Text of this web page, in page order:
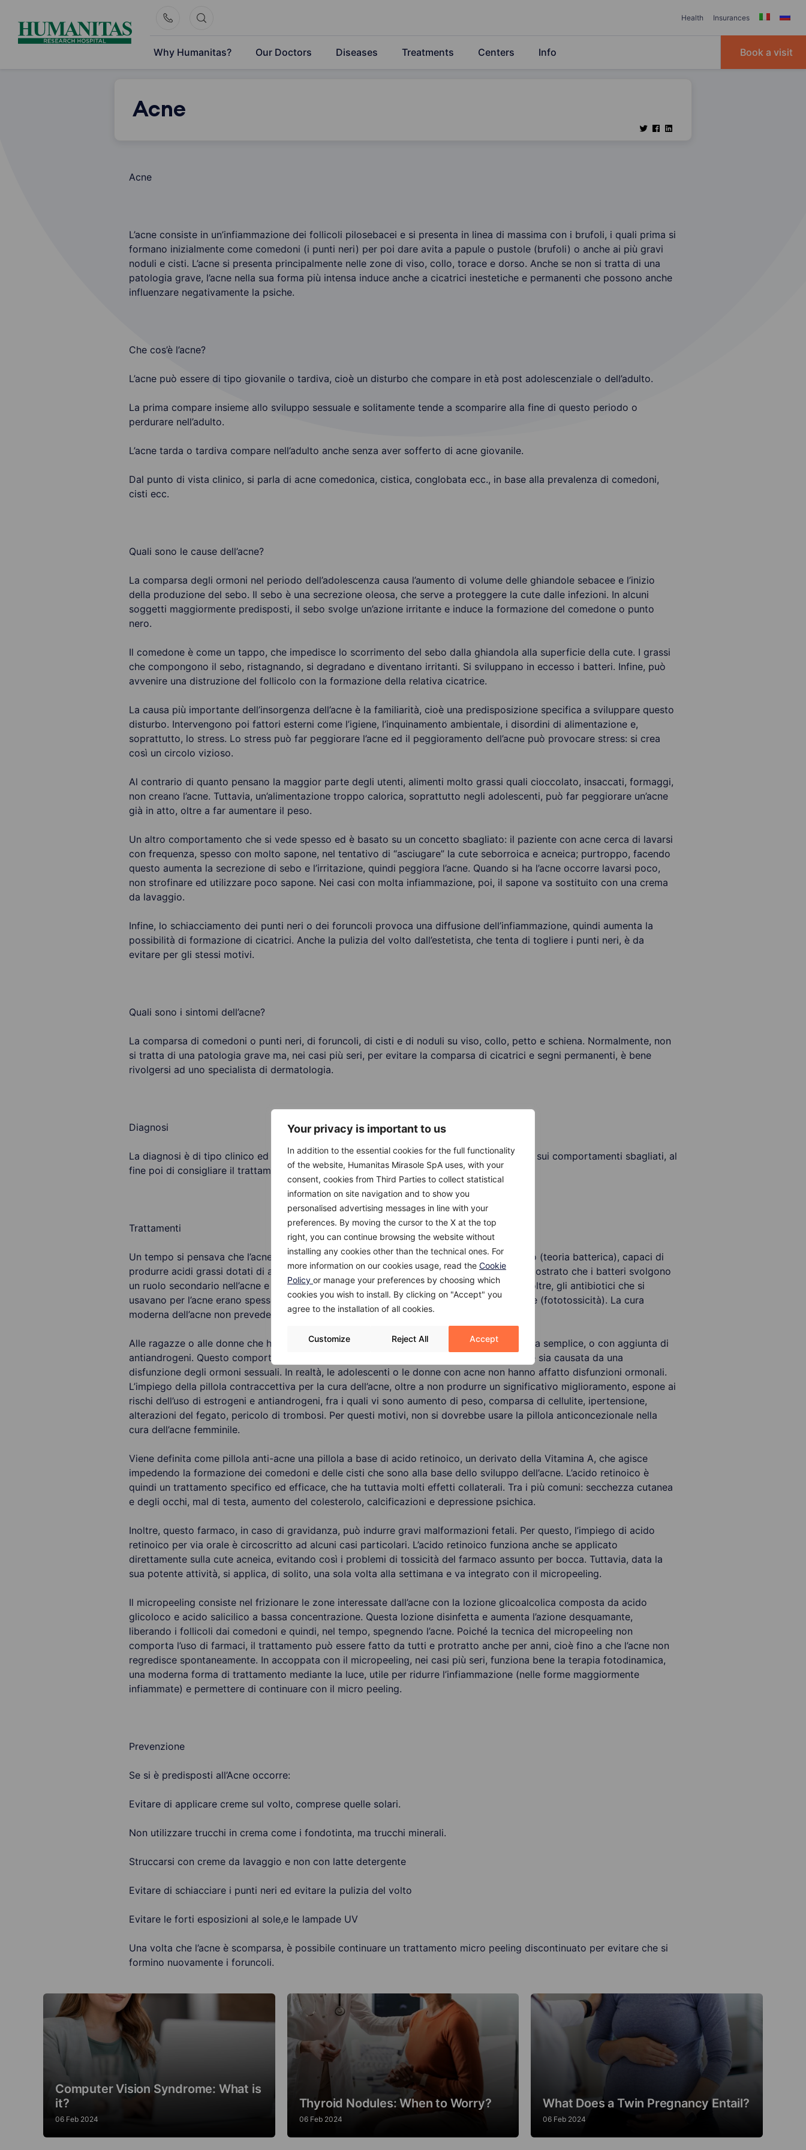
Your privacy is important to us
In addition to the essential cookies for the full functionality
of the website, Humanitas Mirasole SpA uses, with your
consent, cookies from Third Parties to collect statistical
information on site navigation and to show you
personalised advertising messages in line with your
preferences. By moving the cursor to the X at the top
right, you can continue browsing the website without
installing any cookies other than the technical ones. For
more information on our cookies usage, read the Cookie
Policy or manage your preferences by choosing which
cookies you wish to install. By clicking on "Accept" you
agree to the installation of all cookies.
Customize Reject All Accept
content
Health Insurances
Why Humanitas? Our Doctors Diseases Treatments Centers Info Book a visit
Acne
Acne
L’acne consiste in un’infiammazione dei follicoli pilosebacei e si presenta in linea di massima con i brufoli, i quali prima si
formano inizialmente come comedoni (i punti neri) per poi dare avita a papule o pustole (brufoli) o anche ai più gravi
noduli e cisti. L’acne si presenta principalmente nelle zone di viso, collo, torace e dorso. Anche se non si tratta di una
patologia grave, l’acne nella sua forma più intensa induce anche a cicatrici inestetiche e permanenti che possono anche
influenzare negativamente la psiche.
Che cos’è l’acne?
L’acne può essere di tipo giovanile o tardiva, cioè un disturbo che compare in età post adolescenziale o dell’adulto.
La prima compare insieme allo sviluppo sessuale e solitamente tende a scomparire alla fine di questo periodo o
perdurare nell’adulto.
L’acne tarda o tardiva compare nell’adulto anche senza aver sofferto di acne giovanile.
Dal punto di vista clinico, si parla di acne comedonica, cistica, conglobata ecc., in base alla prevalenza di comedoni,
cisti ecc.
Quali sono le cause dell’acne?
La comparsa degli ormoni nel periodo dell’adolescenza causa l’aumento di volume delle ghiandole sebacee e l’inizio
della produzione del sebo. Il sebo è una secrezione oleosa, che serve a proteggere la cute dalle infezioni. In alcuni
soggetti maggiormente predisposti, il sebo svolge un’azione irritante e induce la formazione del comedone o punto
nero.
Il comedone è come un tappo, che impedisce lo scorrimento del sebo dalla ghiandola alla superficie della cute. I grassi
che compongono il sebo, ristagnando, si degradano e diventano irritanti. Si sviluppano in eccesso i batteri. Infine, può
avvenire una distruzione del follicolo con la formazione della relativa cicatrice.
La causa più importante dell’insorgenza dell’acne è la familiarità, cioè una predisposizione specifica a sviluppare questo
disturbo. Intervengono poi fattori esterni come l’igiene, l’inquinamento ambientale, i disordini di alimentazione e,
soprattutto, lo stress. Lo stress può far peggiorare l’acne ed il peggioramento dell’acne può provocare stress: si crea
così un circolo vizioso.
Al contrario di quanto pensano la maggior parte degli utenti, alimenti molto grassi quali cioccolato, insaccati, formaggi,
non creano l’acne. Tuttavia, un’alimentazione troppo calorica, soprattutto negli adolescenti, può far peggiorare un’acne
già in atto, oltre a far aumentare il peso.
Un altro comportamento che si vede spesso ed è basato su un concetto sbagliato: il paziente con acne cerca di lavarsi
con frequenza, spesso con molto sapone, nel tentativo di “asciugare” la cute seborroica e acneica; purtroppo, facendo
questo aumenta la secrezione di sebo e l’irritazione, quindi peggiora l’acne. Quando si ha l’acne occorre lavarsi poco,
non strofinare ed utilizzare poco sapone. Nei casi con molta infiammazione, poi, il sapone va sostituito con una crema
da lavaggio.
Infine, lo schiacciamento dei punti neri o dei foruncoli provoca una diffusione dell’infiammazione, quindi aumenta la
possibilità di formazione di cicatrici. Anche la pulizia del volto dall’estetista, che tenta di togliere i punti neri, è da
evitare per gli stessi motivi.
Quali sono i sintomi dell’acne?
La comparsa di comedoni o punti neri, di foruncoli, di cisti e di noduli su viso, collo, petto e schiena. Normalmente, non
si tratta di una patologia grave ma, nei casi più seri, per evitare la comparsa di cicatrici e segni permanenti, è bene
rivolgersi ad uno specialista di dermatologia.
Diagnosi
La diagnosi è di tipo clinico ed al dermatologo spetta individuare le concause e indagare sui comportamenti sbagliati, al
fine poi di consigliare il trattamento più adatto alle esigenze del singolo paziente.
Trattamenti
Un tempo si pensava che l’acne fosse una malattia causata di batteri presenti nel follicolo (teoria batterica), capaci di
produrre acidi grassi dotati di attività infiammatoria. In realtà, studi più recenti hanno dimostrato che i batteri svolgono
un ruolo secondario nell’acne e quindi il trattamento con antibiotici non è più indicato. Inoltre, gli antibiotici che si
usavano per l’acne erano spesso poco tollerati dal fegato e reagivano con la luce del sole (fototossicità). La cura
moderna dell’acne non prevede l’uso di antibiotici, nemmeno per applicazione locale.
Alle ragazze o alle donne che hanno l’acne viene spesso prescritta la pillola contraccettiva semplice, o con aggiunta di
antiandrogeni. Questo comportamento terapeutico deriva dalla falsa premessa che l’acne sia causata da una
disfunzione degli ormoni sessuali. In realtà, le adolescenti o le donne con acne non hanno affatto disfunzioni ormonali.
L’impiego della pillola contraccettiva per la cura dell’acne, oltre a non produrre un significativo miglioramento, espone ai
rischi dell’uso di estrogeni e antiandrogeni, fra i quali vi sono aumento di peso, comparsa di cellulite, ipertensione,
alterazioni del fegato, pericolo di trombosi. Per questi motivi, non si dovrebbe usare la pillola anticoncezionale nella
cura dell’acne femminile.
Viene definita come pillola anti-acne una pillola a base di acido retinoico, un derivato della Vitamina A, che agisce
impedendo la formazione dei comedoni e delle cisti che sono alla base dello sviluppo dell’acne. L’acido retinoico è
quindi un trattamento specifico ed efficace, che ha tuttavia molti effetti collaterali. Tra i più comuni: secchezza cutanea
e degli occhi, mal di testa, aumento del colesterolo, calcificazioni e depressione psichica.
Inoltre, questo farmaco, in caso di gravidanza, può indurre gravi malformazioni fetali. Per questo, l’impiego di acido
retinoico per via orale è circoscritto ad alcuni casi particolari. L’acido retinoico funziona anche se applicato
direttamente sulla cute acneica, evitando così i problemi di tossicità del farmaco assunto per bocca. Tuttavia, data la
sua potente attività, si applica, di solito, una sola volta alla settimana e va integrato con il micropeeling.
Il micropeeling consiste nel frizionare le zone interessate dall’acne con la lozione glicoalcolica composta da acido
glicoloco e acido salicilico a bassa concentrazione. Questa lozione disinfetta e aumenta l’azione desquamante,
liberando i follicoli dai comedoni e quindi, nel tempo, spegnendo l’acne. Poiché la tecnica del micropeeling non
comporta l’uso di farmaci, il trattamento può essere fatto da tutti e protratto anche per anni, cioè fino a che l’acne non
regredisce spontaneamente. In accoppata con il micropeeling, nei casi più seri, funziona bene la terapia fotodinamica,
una moderna forma di trattamento mediante la luce, utile per ridurre l’infiammazione (nelle forme maggiormente
infiammate) e permettere di continuare con il micro peeling.
Prevenzione
Se si è predisposti all’Acne occorre:
Evitare di applicare creme sul volto, comprese quelle solari.
Non utilizzare trucchi in crema come i fondotinta, ma trucchi minerali.
Struccarsi con creme da lavaggio e non con latte detergente
Evitare di schiacciare i punti neri ed evitare la pulizia del volto
Evitare le forti esposizioni al sole,e le lampade UV
Una volta che l’acne è scomparsa, è possibile continuare un trattamento micro peeling discontinuato per evitare che si
formino nuovamente i foruncoli.
Computer Vision Syndrome: What is
it?
06 Feb 2024
Thyroid Nodules: When to Worry?
06 Feb 2024
What Does a Twin Pregnancy Entail?
06 Feb 2024